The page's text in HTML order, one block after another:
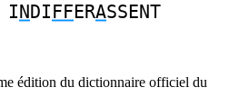
INDIFFERASSENT
édition du dictionnaire officiel du